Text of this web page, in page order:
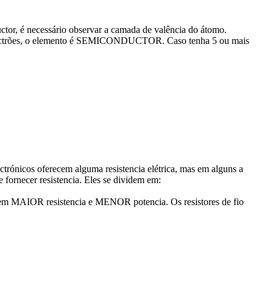
é necessário observar a camada de valência do átomo.
o elemento é SEMICONDUCTOR. Caso tenha 5 ou mais
oferecem alguma resistencia elétrica, mas em alguns a
resistencia. Eles se dividem em:
MAIOR resistencia e MENOR potencia. Os resistores de fio